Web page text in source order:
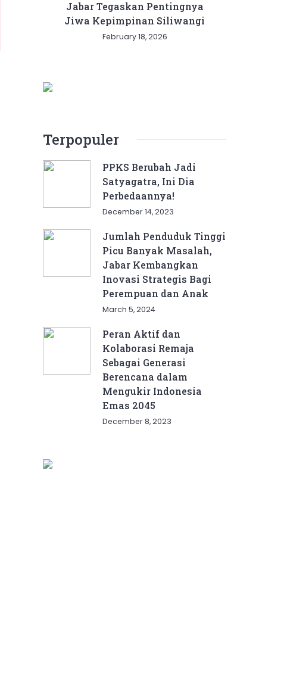
Jabar Tegaskan Pentingnya
Jiwa Kepimpinan Siliwangi
February 18, 2026
Terpopuler
PPKS Berubah Jadi
Satyagatra, Ini Dia
Perbedaannya!
December 14, 2023
Jumlah Penduduk Tinggi
Picu Banyak Masalah,
Jabar Kembangkan
Inovasi Strategis Bagi
Perempuan dan Anak
March 5, 2024
Peran Aktif dan
Kolaborasi Remaja
Sebagai Generasi
Berencana dalam
Mengukir Indonesia
Emas 2045
December 8, 2023